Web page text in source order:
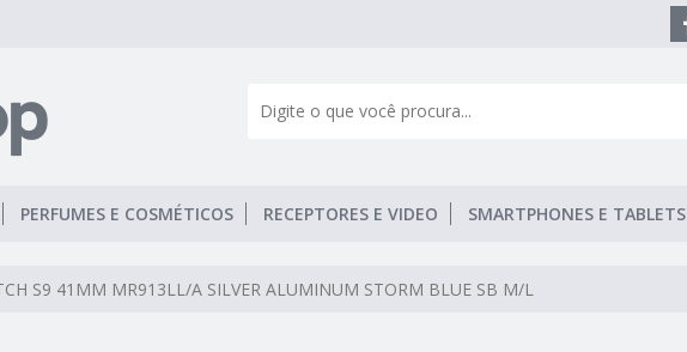
PERFUMES E COSMÉTICOS RECEPTORES E VIDEO SMARTPHONES E TABLETS
S9 41MM MR913LL/A SILVER ALUMINUM STORM BLUE SB M/L